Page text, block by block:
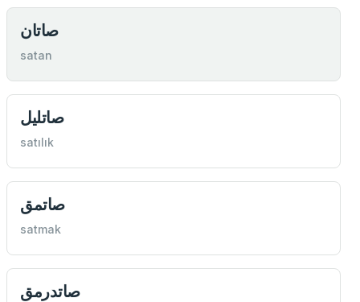
صاتان
satan
صاتليل
satılık
صاتمق
satmak
صاتدرمق